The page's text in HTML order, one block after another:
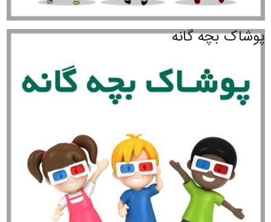
پوشاک بچه گانه